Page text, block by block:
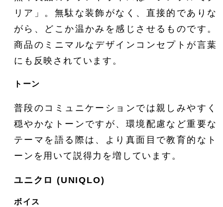
リア」。無駄な装飾がなく、直接的でありな
がら、どこか温かみを感じさせるものです。
商品のミニマルなデザインコンセプトが言葉
にも反映されています。
トーン
普段のコミュニケーションでは親しみやすく
穏やかなトーンですが、環境配慮など重要な
テーマを語る際は、より真面目で教育的なト
ーンを用いて説得力を増しています。
ユニクロ (UNIQLO)
ボイス